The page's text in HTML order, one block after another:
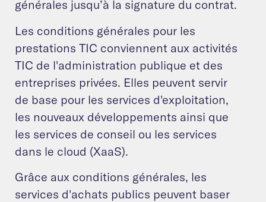
générales jusqu’à la signature du contrat.
Les conditions générales pour les
prestations TIC conviennent aux activités
TIC de l'administration publique et des
entreprises privées. Elles peuvent servir
de base pour les services d'exploitation,
les nouveaux développements ainsi que
les services de conseil ou les services
dans le cloud (XaaS).
Grâce aux conditions générales, les
services d'achats publics peuvent baser